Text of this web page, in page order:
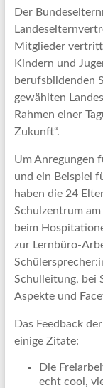
Der
Mitglieder
Kindern und
berufsbildenden
gewählten
Rahmen einer
Zukunft“.
Um Anregungen
und ein Beispiel
haben die 24
Schulzentrum
beim
zur Lernbüro-
Schulleitung, bei
Aspekte und
Das Feedback
einige Zitate:
Die
echt cool,